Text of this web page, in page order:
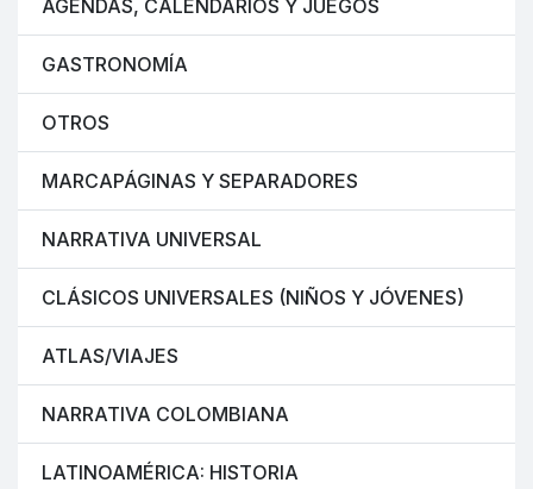
AGENDAS, CALENDARIOS Y JUEGOS
GASTRONOMÍA
OTROS
MARCAPÁGINAS Y SEPARADORES
NARRATIVA UNIVERSAL
CLÁSICOS UNIVERSALES (NIÑOS Y JÓVENES)
ATLAS/VIAJES
NARRATIVA COLOMBIANA
LATINOAMÉRICA: HISTORIA